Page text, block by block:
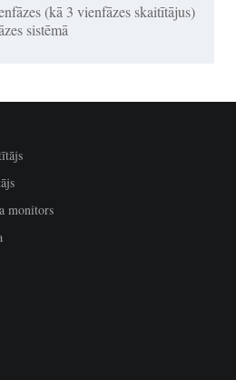
(kā 3 vienfāzes skaitītājus)
sistēmā
monitors